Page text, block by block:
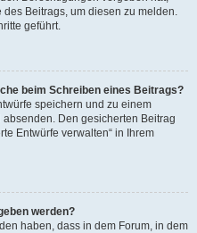
Beitrags, um diesen zu melden.
geführt.
beim Schreiben eines Beitrags?
speichern und zu einem
Den gesicherten Beitrag
Entwürfe verwalten“ in Ihrem
werden?
haben, dass in dem Forum, in dem